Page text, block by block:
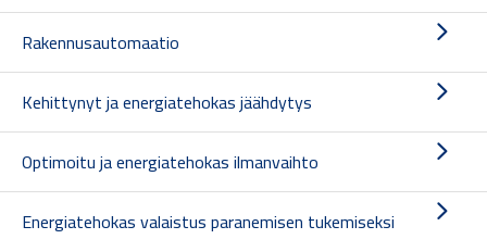
Rakennusautomaatio
Kehittynyt ja energiatehokas jäähdytys
Optimoitu ja energiatehokas ilmanvaihto
Energiatehokas valaistus paranemisen tukemiseksi